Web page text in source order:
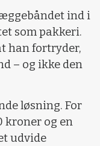
ind i
som pakkeri.
han fortryder,
– og ikke den
løsning. For
kroner og en
udvide